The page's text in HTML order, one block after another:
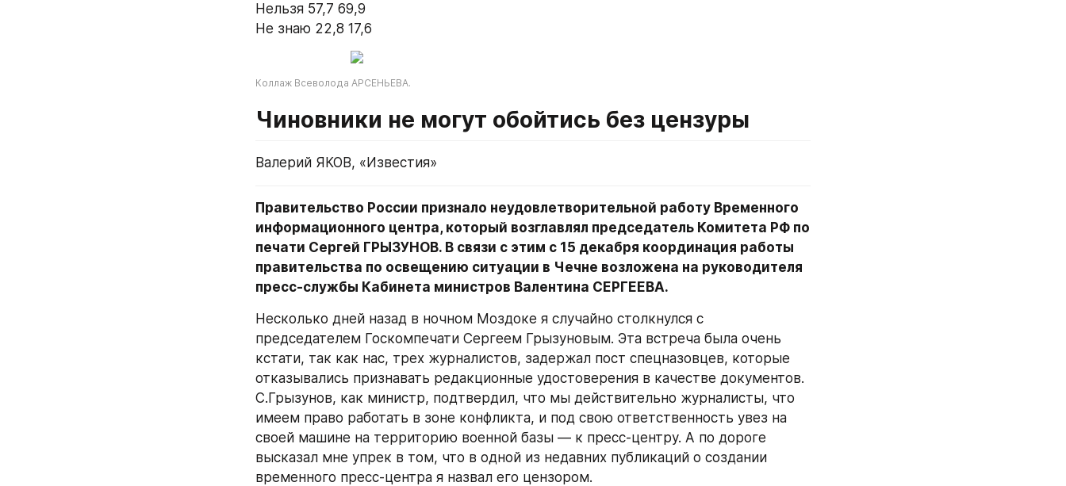
Нельзя 57,7 69,9
Не знаю 22,8 17,6
Коллаж Всеволода АРСЕНЬЕВА.
Чиновники не могут обойтись без цензуры
Валерий ЯКОВ, «Известия»
Правительство России признало неудовлетворительной работу Временного
информационного центра, который возглавлял председатель Комитета РФ по
печати Сергей ГРЫЗУНОВ. В связи с этим с 15 декабря координация работы
правительства по освещению ситуации в Чечне возложена на руководителя
пресс-службы Кабинета министров Валентина СЕРГЕЕВА.
Несколько дней назад в ночном Моздоке я случайно столкнулся с
председателем Госкомпечати Сергеем Грызуновым. Эта встреча была очень
кстати, так как нас, трех журналистов, задержал пост спецназовцев, которые
отказывались признавать редакционные удостоверения в качестве документов.
С.Грызунов, как министр, подтвердил, что мы действительно журналисты, что
имеем право работать в зоне конфликта, и под свою ответственность увез на
своей машине на территорию военной базы — к пресс-центру. А по дороге
высказал мне упрек в том, что в одной из недавних публикаций о создании
временного пресс-центра я назвал его цензором.